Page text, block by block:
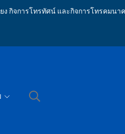
ง กิจการโทรทัศน์ และกิจการโทรคมนา